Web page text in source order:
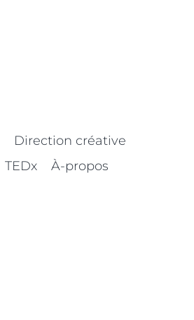
Direction créative
TEDx À-propos